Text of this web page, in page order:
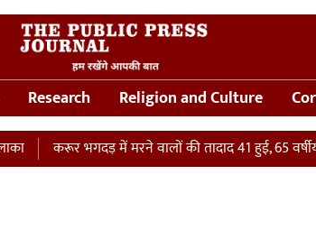
Research Religion and Culture
करूर भगदड़ में मरने वालों की तादाद 41 हुई, 65 वर्षीय